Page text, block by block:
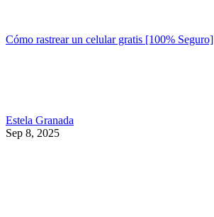
Cómo rastrear un celular gratis [100% Seguro]
Estela Granada
Sep 8, 2025